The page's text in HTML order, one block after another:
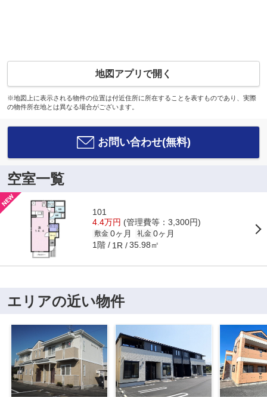
地図アプリで開く
※地図上に表示される物件の位置は付近住所に所在することを表すものであり、実際
の物件所在地とは異なる場合がございます。
お問い合わせ(無料)
空室一覧
101
4.4万円 (管理費等：3,300円)
敷金 0ヶ月 礼金 0ヶ月
1階 1R 35.98㎡
エリアの近い物件